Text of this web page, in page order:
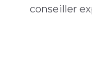
conseiller